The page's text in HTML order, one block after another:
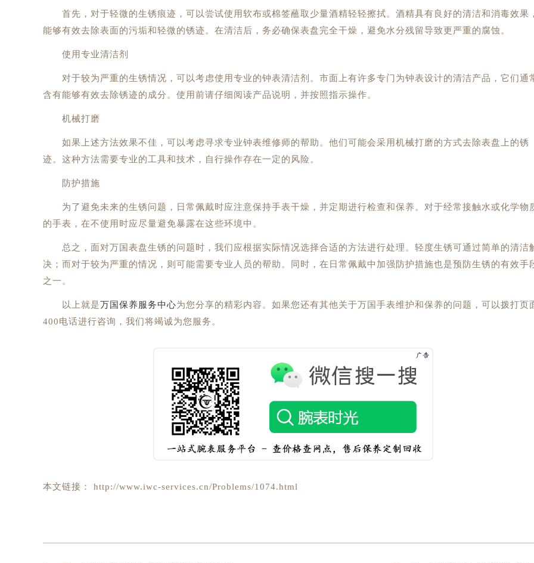
首先，对于轻微的生锈痕迹，可以尝试使用软布或棉签蘸取少量酒精轻轻擦拭。酒精具有良好的清洁和消毒效果
能够有效去除表面的污垢和轻微的锈迹。在清洁后，务必确保表盘完全干燥，避免水分残留导致更严重的腐蚀。
使用专业清洁剂
对于较为严重的生锈情况，可以考虑使用专业的钟表清洁剂。市面上有许多专门为钟表设计的清洁产品，它们通
含有能够有效去除锈迹的成分。使用前请仔细阅读产品说明，并按照指示操作。
机械打磨
如果上述方法效果不佳，可以考虑寻求专业钟表维修师的帮助。他们可能会采用机械打磨的方式去除表盘上的锈
迹。这种方法需要专业的工具和技术，自行操作存在一定的风险。
防护措施
为了避免未来的生锈问题，日常佩戴时应注意保持手表干燥，并定期进行检查和保养。对于经常接触水或化学物
的手表，在不使用时应尽量避免暴露在这些环境中。
总之，面对万国表盘生锈的问题时，我们应根据实际情况选择合适的方法进行处理。轻度生锈可通过简单的清洁
决；而对于较为严重的情况，则可能需要专业人员的帮助。同时，在日常佩戴中加强防护措施也是预防生锈的有效手
之一。
以上就是万国保养服务中心为您分享的精彩内容。如果您还有其他关于万国手表维护和保养的问题，可以拨打页
400电话进行咨询，我们将竭诚为您服务。
本文链接： http://www.iwc-services.cn/Problems/1074.html